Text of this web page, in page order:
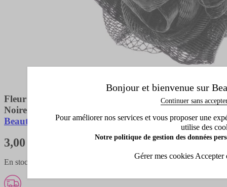
Fleur De Massage
Noire
Beauty Success
3,00 €
En stock - expédié en 1 à 3 jours
Bonjour et bienvenue sur
Continuer sans
Pour améliorer nos services et vous proposer une
utilise des
Notre politique de gestion des données
Gérer mes cookies Accepter